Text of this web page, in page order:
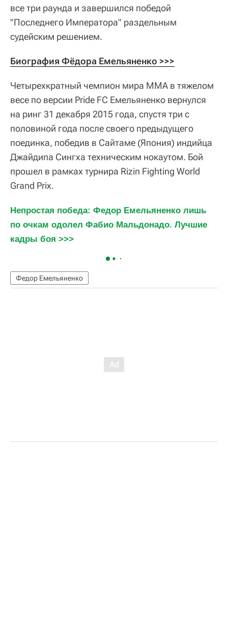
все три раунда и завершился победой
"Последнего Императора" раздельным
судейским решением.
Биография Фёдора Емельяненко >>>
Четырехкратный чемпион мира ММА в тяжелом
весе по версии Pride FC Емельяненко вернулся
на ринг 31 декабря 2015 года, спустя три с
половиной года после своего предыдущего
поединка, победив в Сайтаме (Япония) индийца
Джайдипа Сингха техническим нокаутом. Бой
прошел в рамках турнира Rizin Fighting World
Grand Prix.
Непростая победа: Федор Емельяненко лишь
по очкам одолел Фабио Мальдонадо. Лучшие
кадры боя >>>
Федор Емельяненко